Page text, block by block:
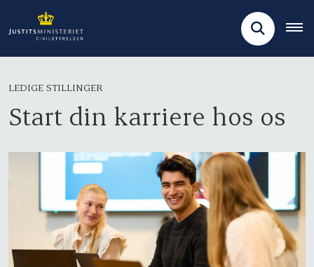
LEDIGE STILLINGER
Start din karriere hos os